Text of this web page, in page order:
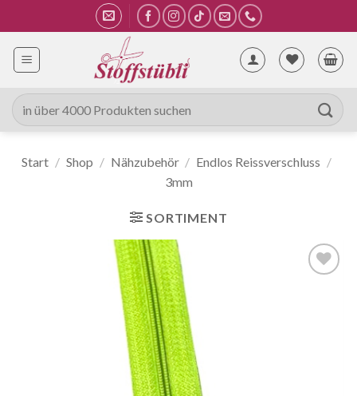
Inhalt
springen
Suche
nach:
Start / Shop / Nähzubehör / Endlos Reissverschluss /
3mm
SORTIMENT